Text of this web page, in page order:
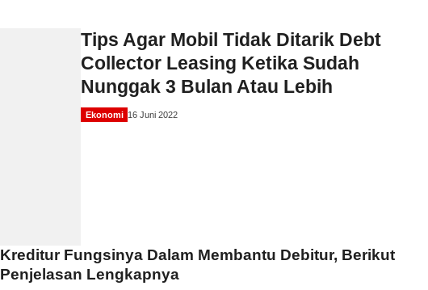
Tips Agar Mobil Tidak Ditarik Debt
Collector Leasing Ketika Sudah
Nunggak 3 Bulan Atau Lebih
Ekonomi 16 Juni 2022
Kreditur Fungsinya Dalam Membantu Debitur, Berikut
Penjelasan Lengkapnya